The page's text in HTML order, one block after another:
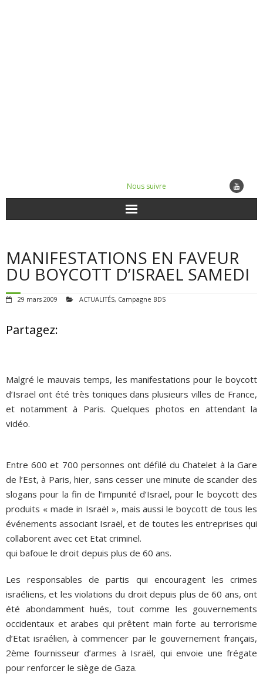
Nous suivre
POUR AGIR
ADHÉSIONS, DONS, CONTACT
MANIFESTATIONS EN FAVEUR
DU BOYCOTT D’ISRAEL SAMEDI
29 mars 2009 ACTUALITÉS, Campagne BDS
Partagez:
Malgré le mauvais temps, les manifestations pour le boycott
d’Israël ont été très toniques dans plusieurs villes de France,
et notamment à Paris. Quelques photos en attendant la
vidéo.
Entre 600 et 700 personnes ont défilé du Chatelet à la Gare
de l’Est, à Paris, hier, sans cesser une minute de scander des
slogans pour la fin de l’impunité d’Israël, pour le boycott des
produits « made in Israël », mais aussi le boycott de tous les
événements associant Israël, et de toutes les entreprises qui
collaborent avec cet Etat criminel.
qui bafoue le droit depuis plus de 60 ans.
Les responsables de partis qui encouragent les crimes
israéliens, et les violations du droit depuis plus de 60 ans, ont
été abondamment hués, tout comme les gouvernements
occidentaux et arabes qui prêtent main forte au terrorisme
d’Etat israélien, à commencer par le gouvernement français,
2ème fournisseur d’armes à Israël, qui envoie une frégate
pour renforcer le siège de Gaza.